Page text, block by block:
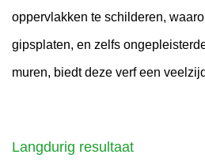
oppervlakken te schilderen,
gipsplaten, en zelfs
muren, biedt deze verf een
Langdurig resultaat